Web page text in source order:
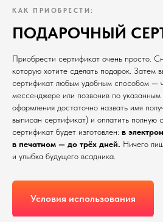
КАК ПРИОБРЕСТИ:
ПОДАРОЧНЫЙ
Приобрести сертификат очень просто.
которую хотите сделать подарок. Затем
сертификат любым удобным способом —
мессенджере или позвонив по
оформления достаточно назвать имя
выписан сертификат) и оплатить полную
сертификат будет изготовлен: в
в печатном — до трёх дней. Ничего
и улыбка будущего всадника.
Условия использования